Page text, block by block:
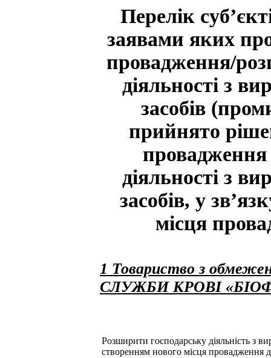
Перелік
заявами яких
провадження/
діяльності з
засобів
прийнято
провадження
діяльності з
засобів, у
місця
1 Товариство з
СЛУЖБИ КРОВІ
Розширити господарську діяльність з
створенням нового місця провадження